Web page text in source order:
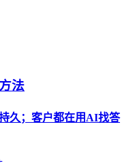
法
久；客户都在用AI找答